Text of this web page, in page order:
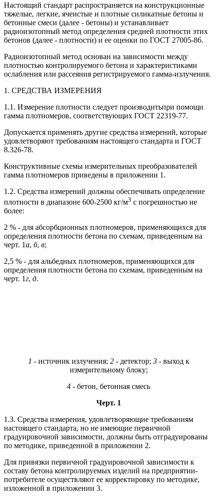
Настоящий стандарт распространяется на конструкционные
тяжелые, легкие, ячеистые и плотные силикатные бетоны и
бетонные смеси (далее - бетоны) и устанавливает
радиоизотопный метод определения средней плотности этих
бетонов (далее - плотности) и ее оценки по ГОСТ 27005-86.
Радиоизотопный метод основан на зависимости между
плотностью контролируемого бетона и характеристиками
ослабления или рассеяния регистрируемого гамма-излучения.
1. СРЕДСТВА ИЗМЕРЕНИЯ
1.1. Измерение плотности следует производитьпри помощи
гамма плотномеров, соответствующих ГОСТ 22319-77.
Допускается применять другие средства измерений, которые
удовлетворяют требованиям настоящего стандарта и ГОСТ
8.326-78.
Конструктивные схемы измерительных преобразователей
гамма плотномеров приведены в приложении 1.
1.2. Средства измерений должны обеспечивать определение
плотности в диапазоне 600-2500 кг/м3 с погрешностью не
более:
2 % - для абсорбционных плотномеров, применяющихся для
определения плотности бетона по схемам, приведенным на
черт. 1а, б, в;
2,5 % - для альбедных плотномеров, применяющихся для
определения плотности бетона по схемам, приведенным на
черт. 1г, д.
1 - источник излучения; 2 - детектор; 3 -выход к
измерительному блоку;
4 - бетон, бетонная смесь
Черт. 1
1.3. Средства измерения, удовлетворяющие требованиям
настоящего стандарта, но не имеющие первичной
градуировочной зависимости, должны быть отградуированы
по методике, приведенной в приложении 2.
Для привязки первичной градуировочной зависимости к
составу бетона контролируемых изделий на предприятии-
потребителе осуществляют ее корректировку по методике,
изложенной в приложении 3.